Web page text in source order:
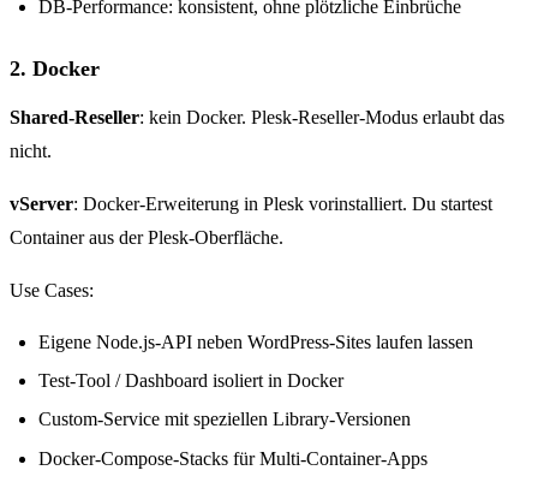
DB-Performance: konsistent, ohne plötzliche Einbrüche
2. Docker
Shared-Reseller: kein Docker. Plesk-Reseller-Modus erlaubt das
nicht.
vServer: Docker-Erweiterung in Plesk vorinstalliert. Du startest
Container aus der Plesk-Oberfläche.
Use Cases:
Eigene Node.js-API neben WordPress-Sites laufen lassen
Test-Tool / Dashboard isoliert in Docker
Custom-Service mit speziellen Library-Versionen
Docker-Compose-Stacks für Multi-Container-Apps